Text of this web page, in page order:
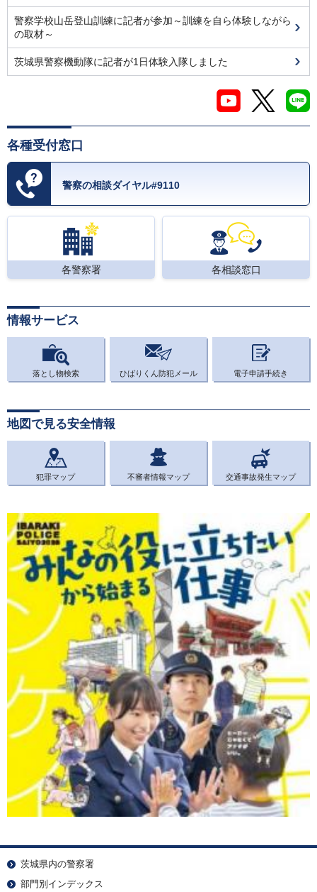
警察学校山岳登山訓練に記者が参加～訓練を自ら体験しながら
の取材～
茨城県警察機動隊に記者が1日体験入隊しました
各種受付窓口
警察の相談ダイヤル#9110
各警察署 各相談窓口
情報サービス
落とし物検索 ひばりくん防犯メール 電子申請手続き
地図で見る安全情報
犯罪マップ 不審者情報マップ 交通事故発生マップ
茨城県内の警察署
部門別インデックス